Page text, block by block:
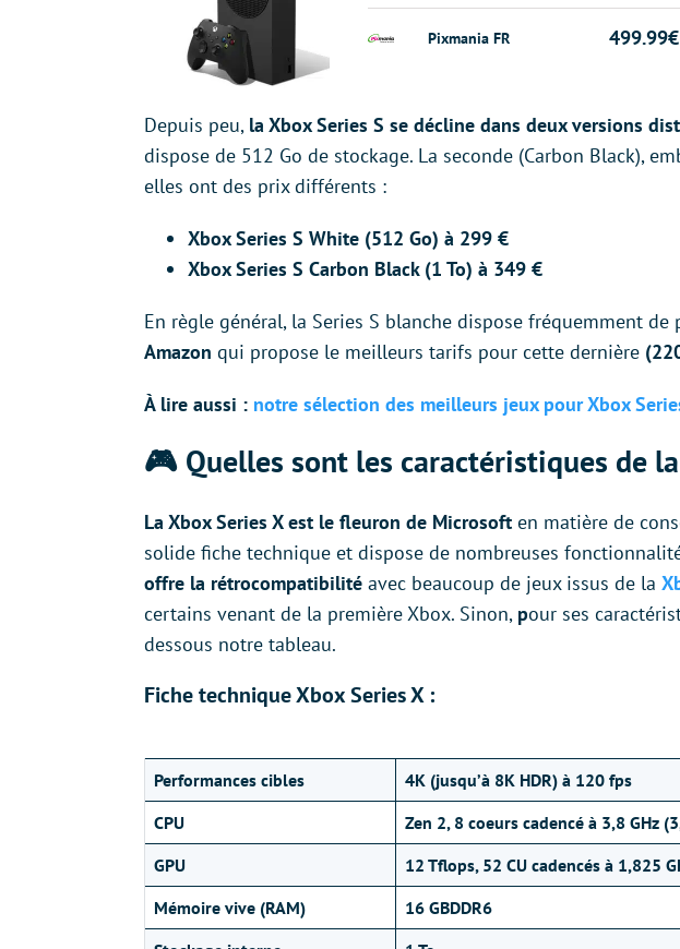
Pixmania FR 499.99€
Depuis peu, la Xbox Series S se décline dans deux versions
dispose de 512 Go de stockage. La seconde (Carbon Black),
elles ont des prix différents :
Xbox Series S White (512 Go) à 299 €
Xbox Series S Carbon Black (1 To) à 349 €
En règle général, la Series S blanche dispose fréquemment de
Amazon qui propose le meilleurs tarifs pour cette dernière
À lire aussi : notre sélection des meilleurs jeux pour Xbox
🎮 Quelles sont les caractéristiques de
La Xbox Series X est le fleuron de Microsoft en matière de
solide fiche technique et dispose de nombreuses
offre la rétrocompatibilité avec beaucoup de jeux issus de la
certains venant de la première Xbox. Sinon, pour ses
dessous notre tableau.
Fiche technique Xbox Series X :
Performances cibles
4K (jusqu’à 8K HDR) à 120 fps
CPU
Zen 2, 8 coeurs cadencé à 3,8 GHz
GPU
12 Tflops, 52 CU cadencés à 1,825
Mémoire vive (RAM)
16 GBDDR6